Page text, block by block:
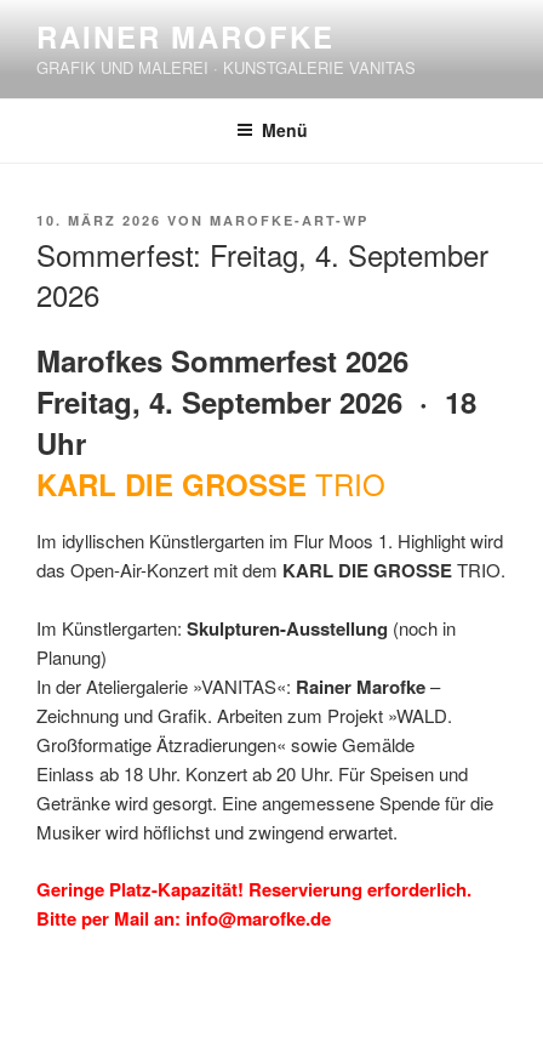
springen
RAINER MAROFKE
GRAFIK UND MALEREI · KUNSTGALERIE VANITAS
Menü
VERÖFFENTLICHT
10. MÄRZ 2026 VON MAROFKE-ART-WP
Sommerfest: Freitag, 4. September
2026
Marofkes Sommerfest 2026
Freitag, 4. September 2026 · 18
Uhr
KARL DIE GROSSE TRIO
Im idyllischen Künstlergarten im Flur Moos 1. Highlight wird
das Open-Air-Konzert mit dem KARL DIE GROSSETRIO.
Im Künstlergarten: Skulpturen-Ausstellung (noch in
Planung)
In der Ateliergalerie »VANITAS«: Rainer Marofke–
Zeichnung und Grafik. Arbeiten zum Projekt »WALD.
Großformatige Ätzradierungen« sowie Gemälde
Einlass ab 18 Uhr. Konzert ab 20 Uhr. Für Speisen und
Getränke wird gesorgt. Eine angemessene Spende für die
Musiker wird höflichst und zwingend erwartet.
Geringe Platz-Kapazität! Reservierung erforderlich.
Bitte per Mail an: info@marofke.de